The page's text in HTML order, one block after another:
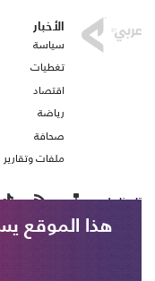
الأخبار
سياسة
تغطيات
اقتصاد
رياضة
صحافة
ملفات وتقارير
تابعنا على
هذا الموقع